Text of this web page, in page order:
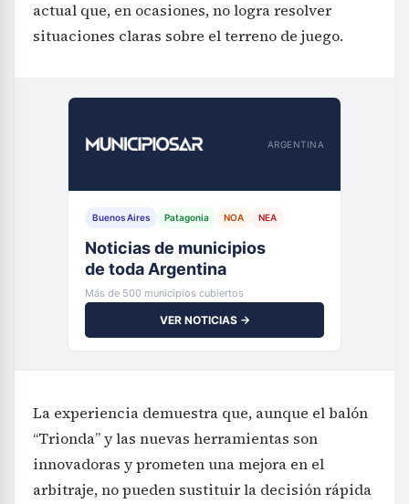
actual que, en ocasiones, no logra resolver
situaciones claras sobre el terreno de juego.
ARGENTINA
Buenos Aires Patagonia NOA NEA
Noticias de municipios
de toda Argentina
Más de 500 municipios cubiertos
VER NOTICIAS →
La experiencia demuestra que, aunque el balón
“Trionda” y las nuevas herramientas son
innovadoras y prometen una mejora en el
arbitraje, no pueden sustituir la decisión rápida